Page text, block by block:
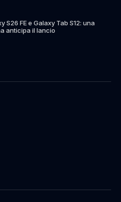
S26 FE e Galaxy Tab S12: una
anticipa il lancio